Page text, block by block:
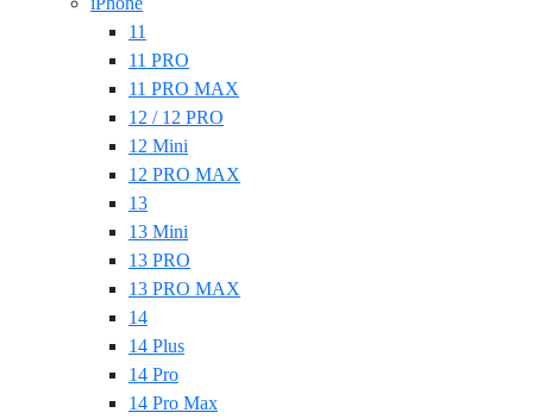
11
11 PRO
11 PRO MAX
12 / 12 PRO
12 Mini
12 PRO MAX
13
13 Mini
13 PRO
13 PRO MAX
14
14 Plus
14 Pro
14 Pro Max